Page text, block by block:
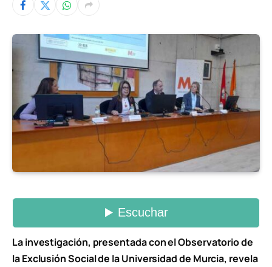
La investigación, presentada con el Observatorio de
la Exclusión Social de la Universidad de Murcia, revela